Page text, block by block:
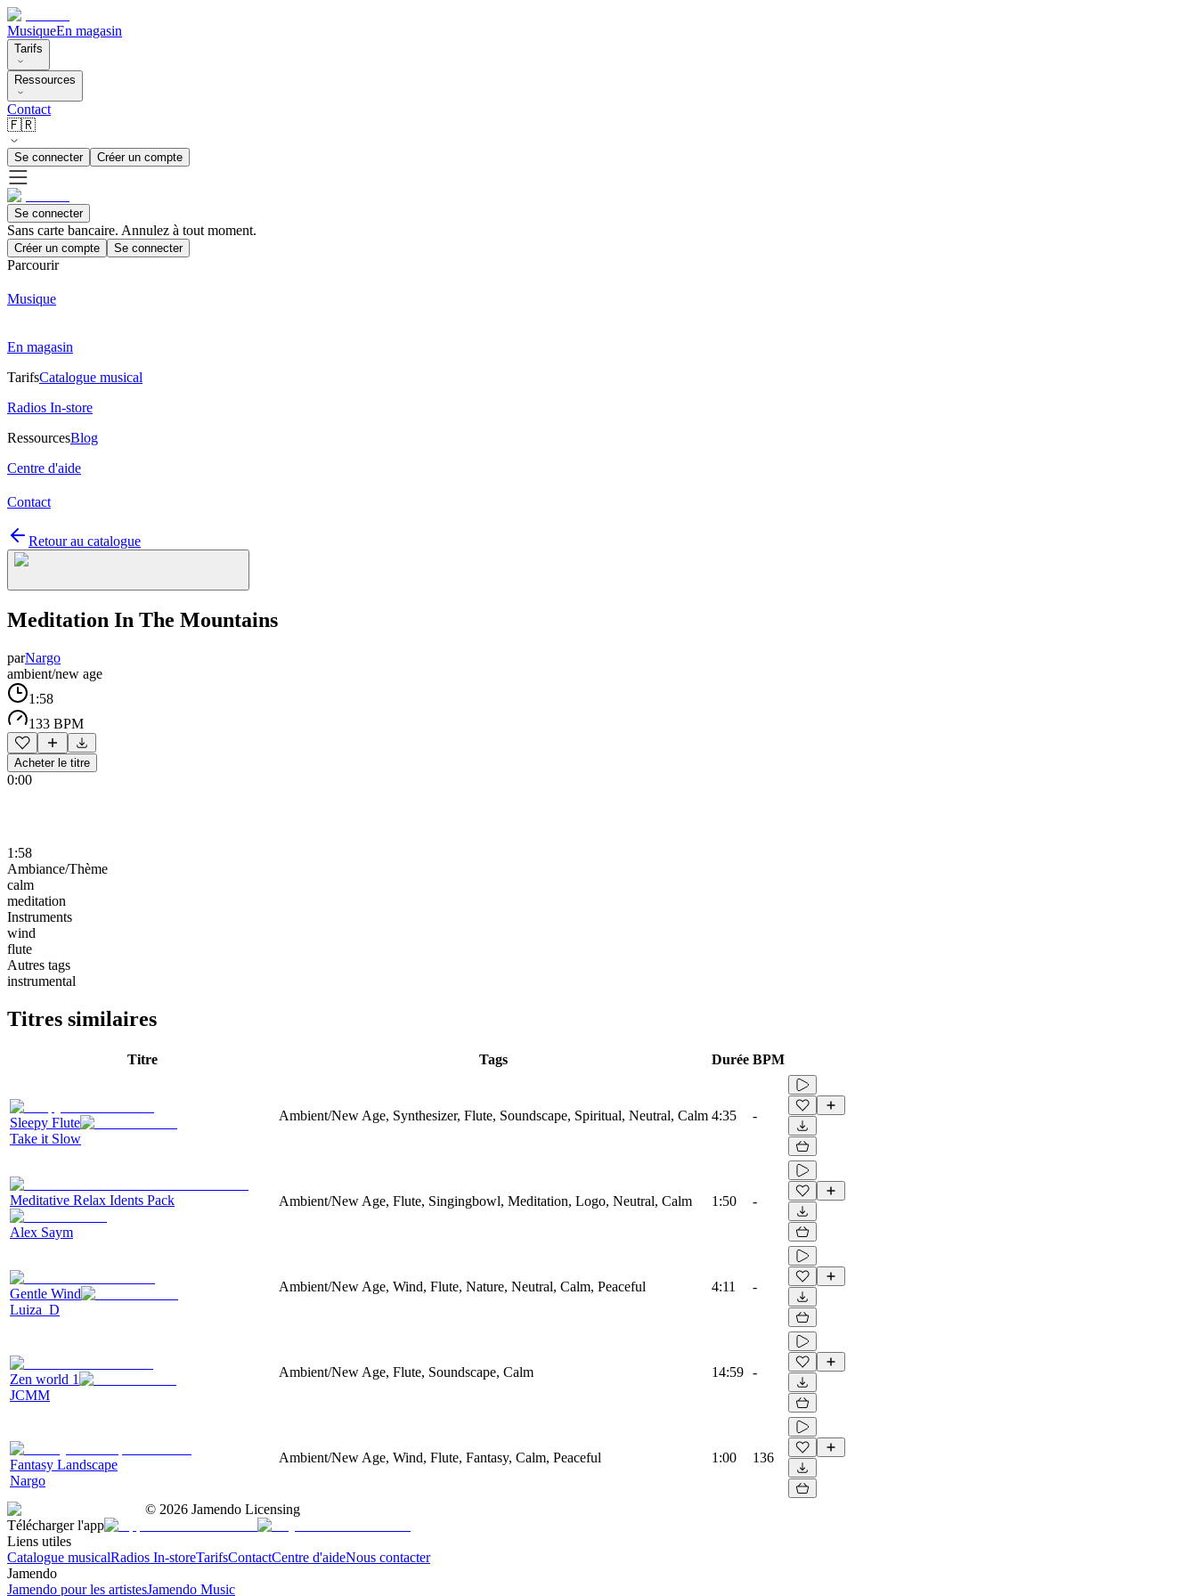
MusiqueEn magasin
Tarifs
Ressources
Contact
🇫🇷
Se connecter Créer un compte
Se connecter
Sans carte bancaire. Annulez à tout moment.
Créer un compte Se connecter
Parcourir
Musique
En magasin
TarifsCatalogue musical
Radios In-store
RessourcesBlog
Centre d'aide
Contact
Retour au catalogue
Meditation In The Mountains
parNargo
ambient/new age
1:58
133 BPM
Acheter le titre
0:00
1:58
Ambiance/Thème
calm
meditation
Instruments
wind
flute
Autres tags
instrumental
Titres similaires
Titre Tags Durée BPM
Sleepy Flute
Take it Slow
Ambient/New Age, Synthesizer, Flute, Soundscape, Spiritual, Neutral, Calm 4:35 -
Meditative Relax Idents Pack
Alex Saym
Ambient/New Age, Flute, Singingbowl, Meditation, Logo, Neutral, Calm 1:50 -
Gentle Wind
Luiza_D
Ambient/New Age, Wind, Flute, Nature, Neutral, Calm, Peaceful 4:11 -
Zen world 1
JCMM
Ambient/New Age, Flute, Soundscape, Calm 14:59 -
Fantasy Landscape
Nargo
Ambient/New Age, Wind, Flute, Fantasy, Calm, Peaceful 1:00 136
© 2026 Jamendo Licensing
Télécharger l'app
Liens utiles
Catalogue musicalRadios In-storeTarifsContactCentre d'aideNous contacter
Jamendo
Jamendo pour les artistesJamendo Music